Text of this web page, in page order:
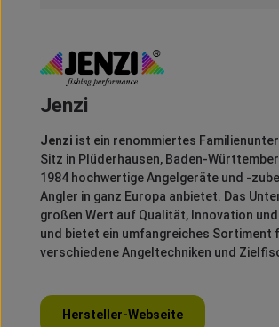
Jenzi
Jenzi ist ein renommiertes
Sitz in Plüderhausen, Baden-
1984 hochwertige Angelgeräte und -
Angler in ganz Europa anbietet. Das
großen Wert auf Qualität, Innovation
und bietet ein umfangreiches Sortiment
verschiedene Angeltechniken und
Hersteller-Webseite